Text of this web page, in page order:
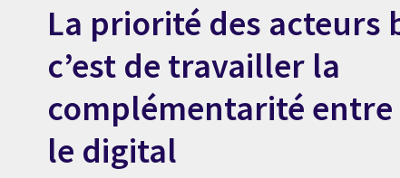
La priorité des acteurs
c’est de travailler la
complémentarité
le digital